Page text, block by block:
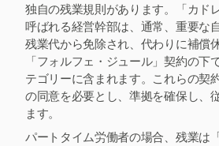
独自の残業規則があります。「カド
呼ばれる経営幹部は、通常、重要な
残業代から免除され、代わりに補償
「フォルフェ・ジュール」契約の下
テゴリーに含まれます。これらの契
の同意を必要とし、準拠を確保し、
ます。
パートタイム労働者の場合、残業は